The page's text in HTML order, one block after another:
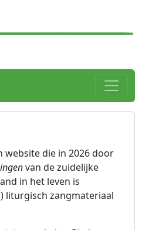
website die in 2026 door
van de zuidelijke
in het leven is
liturgisch zangmateriaal